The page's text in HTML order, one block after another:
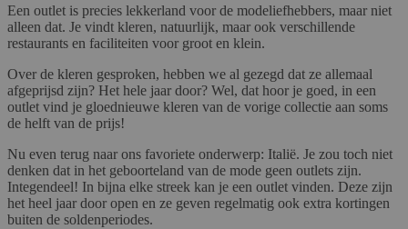
Een outlet is precies lekkerland voor de modeliefhebbers, maar niet
alleen dat. Je vindt kleren, natuurlijk, maar ook verschillende
restaurants en faciliteiten voor groot en klein.
Over de kleren gesproken, hebben we al gezegd dat ze allemaal
afgeprijsd zijn? Het hele jaar door? Wel, dat hoor je goed, in een
outlet vind je gloednieuwe kleren van de vorige collectie aan soms
de helft van de prijs!
Nu even terug naar ons favoriete onderwerp: Italië. Je zou toch niet
denken dat in het geboorteland van de mode geen outlets zijn.
Integendeel! In bijna elke streek kan je een outlet vinden. Deze zijn
het heel jaar door open en ze geven regelmatig ook extra kortingen
buiten de soldenperiodes.